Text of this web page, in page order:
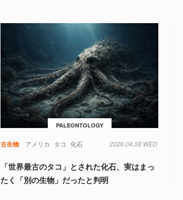
PALEONTOLOGY
古生物 アメリカ タコ 化石 2026.04.08 WED
「世界最古のタコ」とされた化石、実はまっ
たく「別の生物」だったと判明